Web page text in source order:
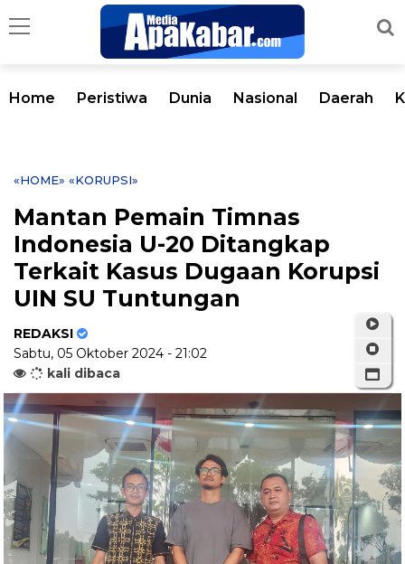
Home Peristiwa Dunia Nasional Daerah
«HOME» «KORUPSI»
Mantan Pemain Timnas
Indonesia U-20 Ditangkap
Terkait Kasus Dugaan Korupsi
UIN SU Tuntungan
REDAKSI
Sabtu, 05 Oktober 2024 - 21:02
kali dibaca